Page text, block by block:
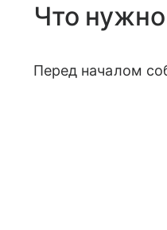
Что
Перед началом